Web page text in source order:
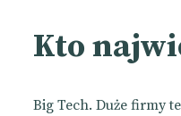
Kto
Big Tech. Duże firmy